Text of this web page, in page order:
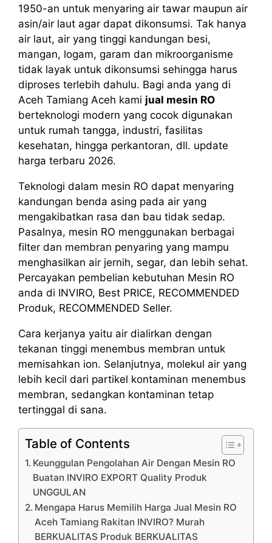
1950-an untuk menyaring air tawar maupun air
asin/air laut agar dapat dikonsumsi. Tak hanya
air laut, air yang tinggi kandungan besi,
mangan, logam, garam dan mikroorganisme
tidak layak untuk dikonsumsi sehingga harus
diproses terlebih dahulu. Bagi anda yang di
Aceh Tamiang Aceh kami jual mesin RO
berteknologi modern yang cocok digunakan
untuk rumah tangga, industri, fasilitas
kesehatan, hingga perkantoran, dll. update
harga terbaru 2026.
Teknologi dalam mesin RO dapat menyaring
kandungan benda asing pada air yang
mengakibatkan rasa dan bau tidak sedap.
Pasalnya, mesin RO menggunakan berbagai
filter dan membran penyaring yang mampu
menghasilkan air jernih, segar, dan lebih sehat.
Percayakan pembelian kebutuhan Mesin RO
anda di INVIRO, Best PRICE, RECOMMENDED
Produk, RECOMMENDED Seller.
Cara kerjanya yaitu air dialirkan dengan
tekanan tinggi menembus membran untuk
memisahkan ion. Selanjutnya, molekul air yang
lebih kecil dari partikel kontaminan menembus
membran, sedangkan kontaminan tetap
tertinggal di sana.
Table of Contents
Keunggulan Pengolahan Air Dengan Mesin RO
Buatan INVIRO EXPORT Quality Produk
UNGGULAN
Mengapa Harus Memilih Harga Jual Mesin RO
Aceh Tamiang Rakitan INVIRO? Murah
BERKUALITAS Produk BERKUALITAS